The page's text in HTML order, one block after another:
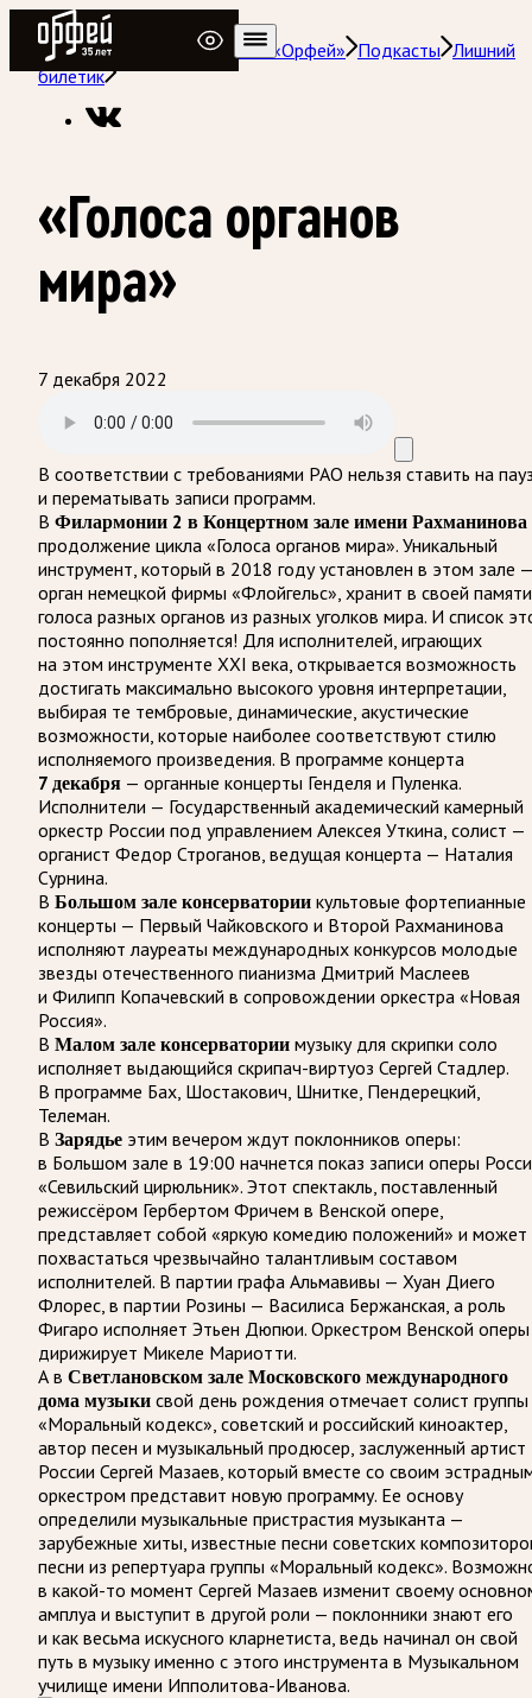
Радио Орфей
Радио классической музыки «Орфей» Подкасты Лишний
билетик
«Голоса органов
мира»
7 декабря 2022
В соответствии с требованиями РАО нельзя ставить на
и перематывать записи программ.
В Филармонии 2 в Концертном зале имени Рахманинова
продолжение цикла «Голоса органов мира». Уникальный
инструмент, который в 2018 году установлен в этом зале —
орган немецкой фирмы «Флойгельс», хранит в своей памяти
голоса разных органов из разных уголков мира. И список
постоянно пополняется! Для исполнителей, играющих
на этом инструменте ХХI века, открывается возможность
достигать максимально высокого уровня интерпретации,
выбирая те тембровые, динамические, акустические
возможности, которые наиболее соответствуют стилю
исполняемого произведения. В программе концерта
7 декабря — органные концерты Генделя и Пуленка.
Исполнители — Государственный академический камерный
оркестр России под управлением Алексея Уткина, солист —
органист Федор Строганов, ведущая концерта — Наталия
Сурнина.
В Большом зале консерватории культовые фортепианные
концерты — Первый Чайковского и Второй Рахманинова
исполняют лауреаты международных конкурсов молодые
звезды отечественного пианизма Дмитрий Маслеев
и Филипп Копачевский в сопровождении оркестра «Новая
Россия».
В Малом зале консерватории музыку для скрипки соло
исполняет выдающийся скрипач-виртуоз Сергей Стадлер.
В программе Бах, Шостакович, Шнитке, Пендерецкий,
Телеман.
В Зарядье этим вечером ждут поклонников оперы:
в Большом зале в 19:00 начнется показ записи оперы
«Севильский цирюльник». Этот спектакль, поставленный
режиссёром Гербертом Фричем в Венской опере,
представляет собой «яркую комедию положений» и может
похвастаться чрезвычайно талантливым составом
исполнителей. В партии графа Альмавивы — Хуан Диего
Флорес, в партии Розины — Василиса Бержанская, а роль
Фигаро исполняет Этьен Дюпюи. Оркестром Венской оперы
дирижирует Микеле Мариотти.
А в Светлановском зале Московского международного
дома музыки свой день рождения отмечает солист группы
«Моральный кодекс», советский и российский киноактер,
автор песен и музыкальный продюсер, заслуженный артист
России Сергей Мазаев, который вместе со своим
оркестром представит новую программу. Ее основу
определили музыкальные пристрастия музыканта —
зарубежные хиты, известные песни советских
песни из репертуара группы «Моральный кодекс».
в какой-то момент Сергей Мазаев изменит своему
амплуа и выступит в другой роли — поклонники знают его
и как весьма искусного кларнетиста, ведь начинал он свой
путь в музыку именно с этого инструмента в Музыкальном
училище имени Ипполитова-Иванова.